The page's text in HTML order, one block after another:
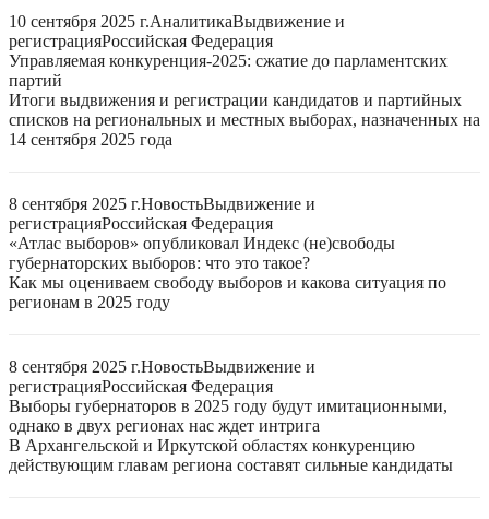
10 сентября 2025 г.АналитикаВыдвижение и
регистрацияРоссийская Федерация
Управляемая конкуренция-2025: сжатие до парламентских
партий
Итоги выдвижения и регистрации кандидатов и партийных
списков на региональных и местных выборах, назначенных на
14 сентября 2025 года
8 сентября 2025 г.НовостьВыдвижение и
регистрацияРоссийская Федерация
«Атлас выборов» опубликовал Индекс (не)свободы
губернаторских выборов: что это такое?
Как мы оцениваем свободу выборов и какова ситуация по
регионам в 2025 году
8 сентября 2025 г.НовостьВыдвижение и
регистрацияРоссийская Федерация
Выборы губернаторов в 2025 году будут имитационными,
однако в двух регионах нас ждет интрига
В Архангельской и Иркутской областях конкуренцию
действующим главам региона составят сильные кандидаты